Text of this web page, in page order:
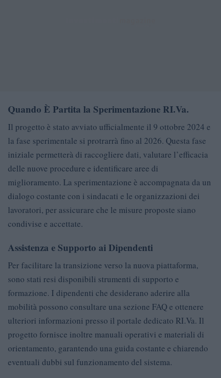
Quando È Partita la Sperimentazione RI.Va.
Il progetto è stato avviato ufficialmente il 9 ottobre 2024 e
la fase sperimentale si protrarrà fino al 2026. Questa fase
iniziale permetterà di raccogliere dati, valutare l’efficacia
delle nuove procedure e identificare aree di
miglioramento. La sperimentazione è accompagnata da un
dialogo costante con i sindacati e le organizzazioni dei
lavoratori, per assicurare che le misure proposte siano
condivise e accettate.
Assistenza e Supporto ai Dipendenti
Per facilitare la transizione verso la nuova piattaforma,
sono stati resi disponibili strumenti di supporto e
formazione. I dipendenti che desiderano aderire alla
mobilità possono consultare una sezione FAQ e ottenere
ulteriori informazioni presso il portale dedicato RI.Va. Il
progetto fornisce inoltre manuali operativi e materiali di
orientamento, garantendo una guida costante e chiarendo
eventuali dubbi sul funzionamento del sistema.